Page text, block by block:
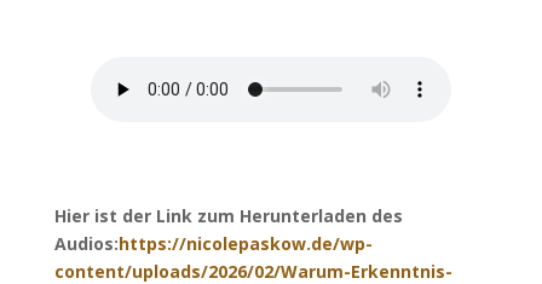
Hier ist der Link zum Herunterladen des
Audios:https://nicolepaskow.de/wp-
content/uploads/2026/02/Warum-Erkenntnis-